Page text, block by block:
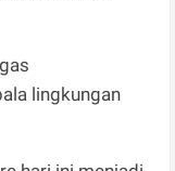
lingkungan